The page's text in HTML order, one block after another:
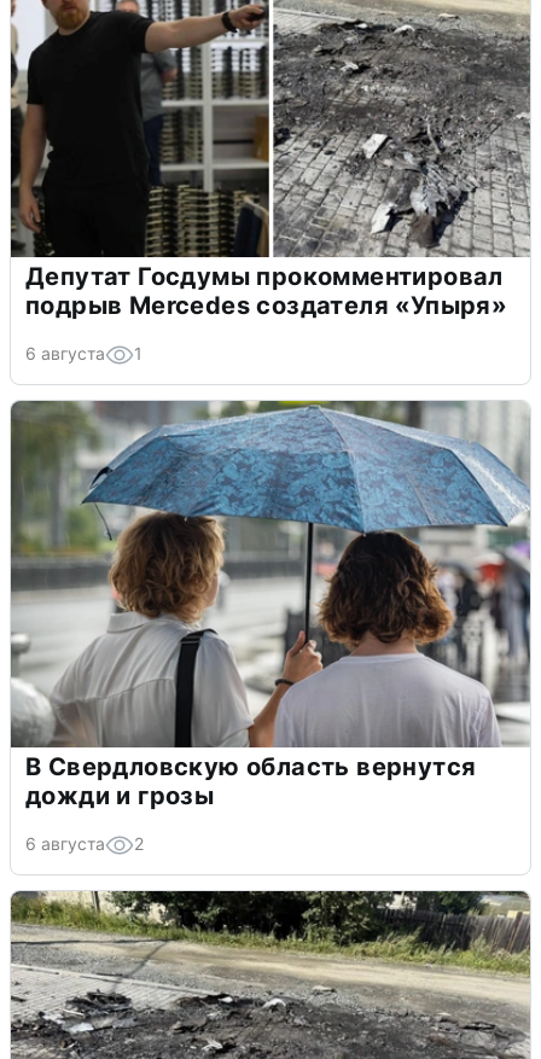
Депутат Госдумы прокомментировал
подрыв Mercedes создателя «Упыря»
6 августа 1
В Свердловскую область вернутся
дожди и грозы
6 августа 2